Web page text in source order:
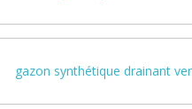
gazon synthétique drainant